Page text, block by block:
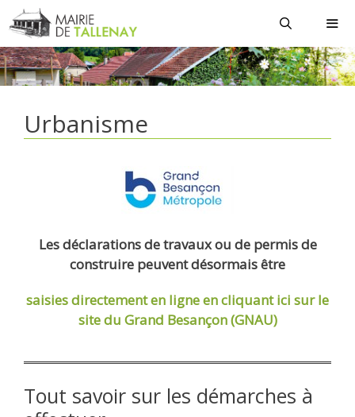
Aller
au
contenu
Urbanisme
Les déclarations de travaux ou de permis de
construire peuvent désormais être
saisies directement en ligneen cliquant ici sur le
site du Grand Besançon (GNAU)
Tout savoir sur les démarches à